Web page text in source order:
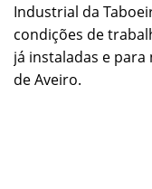
Industrial da
condições de
já instaladas e
de Aveiro.